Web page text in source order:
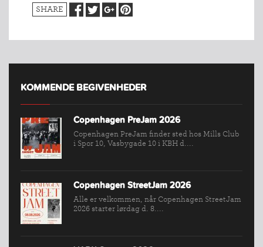
INDMELDELSE
SHARE
KOMMENDE BEGIVENHEDER
Copenhagen PreJam 2026
Copenhagen PreJam finder sted hos Mills Club
i Spor 10, Vasbygade 10 i KBH d....
Copenhagen StreetJam 2026
Alle er velkommen, når Copenhagen StreetJam
2026 starter lørdag d. 8....